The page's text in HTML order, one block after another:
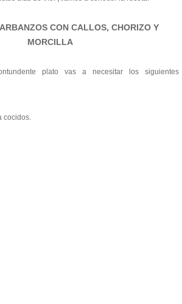
CON CALLOS, CHORIZO Y
MORCILLA
plato vas a necesitar los siguientes
cocidos.